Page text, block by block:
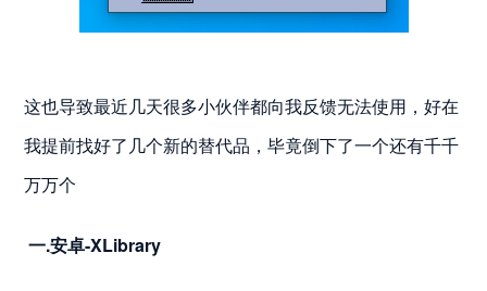
这也导致最近几天很多小伙伴都向我反馈无法使用，好在
我提前找好了几个新的替代品，毕竟倒下了一个还有千千
万万个
一.安卓-XLibrary